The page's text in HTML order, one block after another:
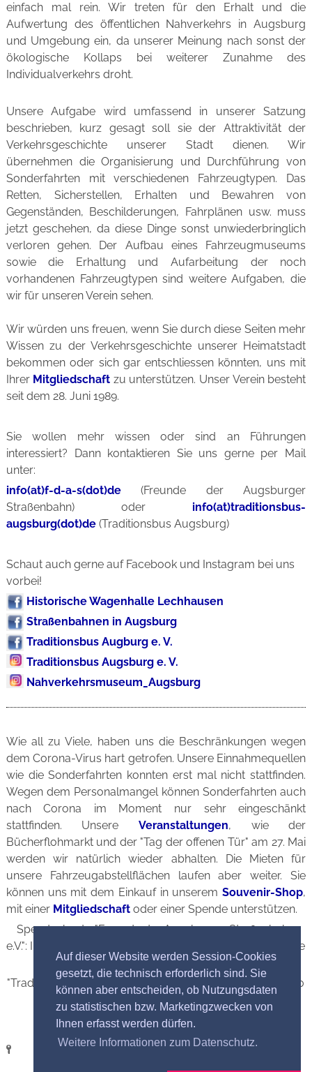
Auf dieser Website werden Session-Cookies
gesetzt, die technisch erforderlich sind. Sie
können aber entscheiden, ob Nutzungsdaten
zu statistischen bzw. Marketingzwecken von
Ihnen erfasst werden dürfen.
Weitere Informationen zum Datenschutz.
einfach mal rein. Wir treten für den Erhalt und die
Aufwertung des öffentlichen Nahverkehrs in Augsburg
und Umgebung ein, da unserer Meinung nach sonst der
ökologische Kollaps bei weiterer Zunahme des
Individualverkehrs droht.
Unsere Aufgabe wird umfassend in unserer Satzung
beschrieben, kurz gesagt soll sie der Attraktivität der
Verkehrsgeschichte unserer Stadt dienen. Wir
übernehmen die Organisierung und Durchführung von
Sonderfahrten mit verschiedenen Fahrzeugtypen. Das
Retten, Sicherstellen, Erhalten und Bewahren von
Gegenständen, Beschilderungen, Fahrplänen usw. muss
jetzt geschehen, da diese Dinge sonst unwiederbringlich
verloren gehen. Der Aufbau eines Fahrzeugmuseums
sowie die Erhaltung und Aufarbeitung der noch
vorhandenen Fahrzeugtypen sind weitere Aufgaben, die
wir für unseren Verein sehen.
Wir würden uns freuen, wenn Sie durch diese Seiten mehr
Wissen zu der Verkehrsgeschichte unserer Heimatstadt
bekommen oder sich gar entschliessen könnten, uns mit
Ihrer Mitgliedschaft zu unterstützen. Unser Verein besteht
seit dem 28. Juni 1989.
Sie wollen mehr wissen oder sind an Führungen
interessiert? Dann kontaktieren Sie uns gerne per Mail
unter:
info(at)f-d-a-s(dot)de(Freunde der Augsburger
Straßenbahn) oder info(at)traditionsbus-
augsburg(dot)de(Traditionsbus Augsburg)
Schaut auch gerne auf Facebook und Instagram bei uns
vorbei!
Historische Wagenhalle Lechhausen
Straßenbahnen in Augsburg
Traditionsbus Augburg e. V.
Traditionsbus Augsburg e. V.
Nahverkehrsmuseum_Augsburg
Wie all zu Viele, haben uns die Beschränkungen wegen
dem Corona-Virus hart getrofen. Unsere Einnahmequellen
wie die Sonderfahrten konnten erst mal nicht stattfinden.
Wegen dem Personalmangel können Sonderfahrten auch
nach Corona im Moment nur sehr eingeschänkt
stattfinden. Unsere Veranstaltungen, wie der
Bücherflohmarkt und der "Tag der offenen Tür" am 27. Mai
werden wir natürlich wieder abhalten. Die Mieten für
unsere Fahrzeugabstellflächen laufen aber weiter. Sie
können uns mit dem Einkauf in unseremSouvenir-Shop,
mit einer Mitgliedschaftoder einer Spende unterstützen.
Spendenkonto "Freunde der Augsburger Straßenbahn
e.V.": IBAN DE21 7205 0000 0000 6549 47 Stadtsparkasse
Augsburg
"Traditionsbus Augsburg e.V.": IBAN DE42 7315 0000 0030
8896 53 Sparkasse Schwaben-Bodensee
Vielen Dank!